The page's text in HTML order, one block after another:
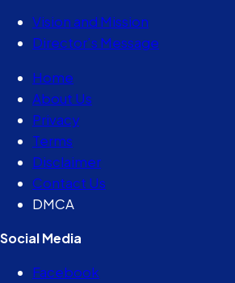
Vision and Mission
Director’s Message
Home
About Us
Privacy
Terms
Disclaimer
Contact Us
DMCA
Social Media
Facebook